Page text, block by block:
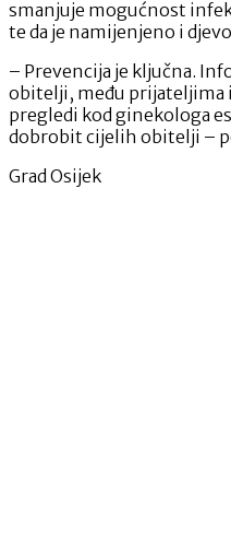
smanjuje mogućnost
te da je namijenjeno i
– Prevencija je ključna.
obitelji, među prijateljima
pregledi kod ginekologa
dobrobit cijelih obitelji –
Grad Osijek